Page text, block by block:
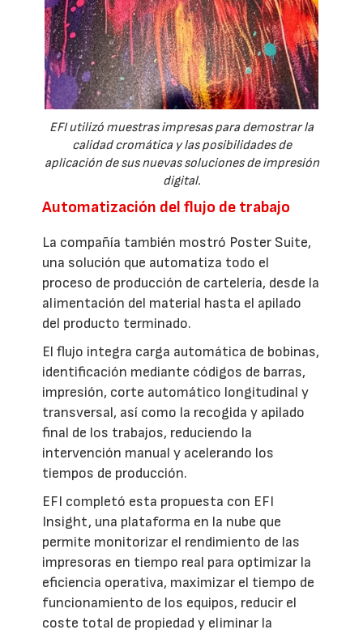
EFI utilizó muestras impresas para demostrar la
calidad cromática y las posibilidades de
aplicación de sus nuevas soluciones de impresión
digital.
Automatización del flujo de trabajo
La compañía también mostró Poster Suite,
una solución que automatiza todo el
proceso de producción de cartelería, desde la
alimentación del material hasta el apilado
del producto terminado.
El flujo integra carga automática de bobinas,
identificación mediante códigos de barras,
impresión, corte automático longitudinal y
transversal, así como la recogida y apilado
final de los trabajos, reduciendo la
intervención manual y acelerando los
tiempos de producción.
EFI completó esta propuesta con EFI
Insight, una plataforma en la nube que
permite monitorizar el rendimiento de las
impresoras en tiempo real para optimizar la
eficiencia operativa, maximizar el tiempo de
funcionamiento de los equipos, reducir el
coste total de propiedad y eliminar la